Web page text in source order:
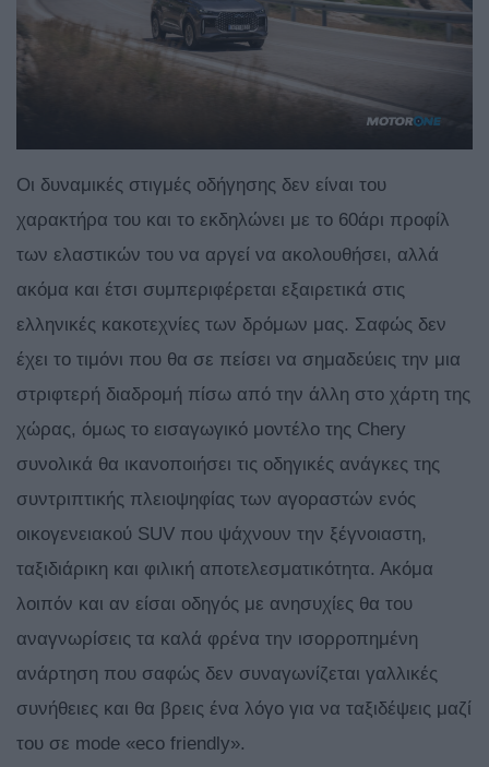
Οι δυναμικές στιγμές οδήγησης δεν είναι του
χαρακτήρα του και το εκδηλώνει με το 60άρι προφίλ
των ελαστικών του να αργεί να ακολουθήσει, αλλά
ακόμα και έτσι συμπεριφέρεται εξαιρετικά στις
ελληνικές κακοτεχνίες των δρόμων μας. Σαφώς δεν
έχει το τιμόνι που θα σε πείσει να σημαδεύεις την μια
στριφτερή διαδρομή πίσω από την άλλη στο χάρτη της
χώρας, όμως το εισαγωγικό μοντέλο της Chery
συνολικά θα ικανοποιήσει τις οδηγικές ανάγκες της
συντριπτικής πλειοψηφίας των αγοραστών ενός
οικογενειακού SUV που ψάχνουν την ξέγνοιαστη,
ταξιδιάρικη και φιλική αποτελεσματικότητα. Ακόμα
λοιπόν και αν είσαι οδηγός με ανησυχίες θα του
αναγνωρίσεις τα καλά φρένα την ισορροπημένη
ανάρτηση που σαφώς δεν συναγωνίζεται γαλλικές
συνήθειες και θα βρεις ένα λόγο για να ταξιδέψεις μαζί
του σε mode «eco friendly».